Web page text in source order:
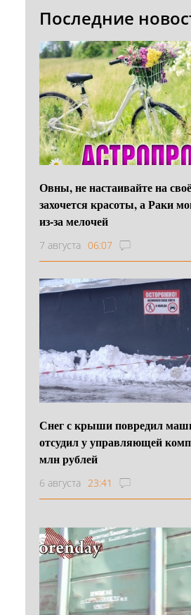
Последние
Овны, не настаивайте на
захочется красоты, а Раки
из-за мелочей
7 августа 06:07
Снег с крыши повредил
отсудил у управляющей
млн рублей
6 августа 23:41